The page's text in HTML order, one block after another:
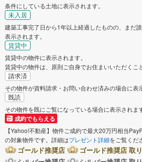
条件にしている土地に表示されます。
未入居
建築工事完了日から1年以上経過したものの、まだ
表示されます。
賃貸中
賃貸中の物件に表示されます。
賃貸中の物件は、原則ご自身でお住まいいただくこ
請求済
その物件が資料請求・お問い合わせ済みの場合に表
既読
その物件を既にご覧になっている場合に表示されます
成約でもらえる
【Yahoo!不動産】物件ご成約で最大20万円相当
の対象物件です。詳細はプレゼント詳細をご覧くだ
ゴールド推奨店
ゴールド推奨店 取